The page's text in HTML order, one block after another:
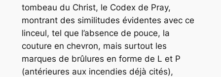
tombeau du Christ, le Codex de Pray,
montrant des similitudes évidentes avec ce
linceul, tel que l’absence de pouce, la
couture en chevron, mais surtout les
marques de brûlures en forme de L et P
(antérieures aux incendies déjà cités),